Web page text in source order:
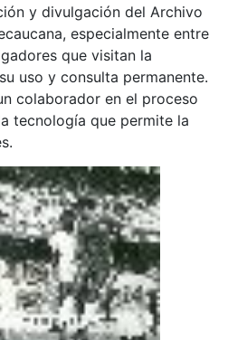
y divulgación del Archivo
especialmente entre
que visitan la
uso y consulta permanente.
colaborador en el proceso
tecnología que permite la